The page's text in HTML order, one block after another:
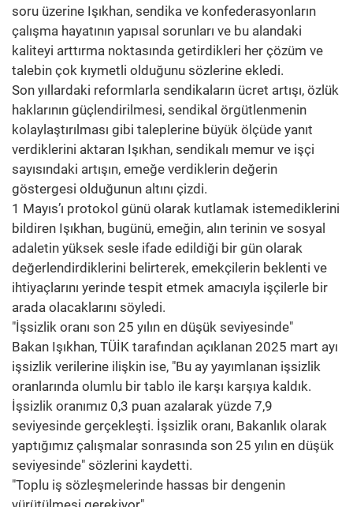
soru üzerine Işıkhan, sendika ve konfederasyonların
çalışma hayatının yapısal sorunları ve bu alandaki
kaliteyi arttırma noktasında getirdikleri her çözüm ve
talebin çok kıymetli olduğunu sözlerine ekledi.
Son yıllardaki reformlarla sendikaların ücret artışı, özlük
haklarının güçlendirilmesi, sendikal örgütlenmenin
kolaylaştırılması gibi taleplerine büyük ölçüde yanıt
verdiklerini aktaran Işıkhan, sendikalı memur ve işçi
sayısındaki artışın, emeğe verdiklerin değerin
göstergesi olduğunun altını çizdi.
1 Mayıs’ı protokol günü olarak kutlamak istemediklerini
bildiren Işıkhan, bugünü, emeğin, alın terinin ve sosyal
adaletin yüksek sesle ifade edildiği bir gün olarak
değerlendirdiklerini belirterek, emekçilerin beklenti ve
ihtiyaçlarını yerinde tespit etmek amacıyla işçilerle bir
arada olacaklarını söyledi.
"İşsizlik oranı son 25 yılın en düşük seviyesinde"
Bakan Işıkhan, TÜİK tarafından açıklanan 2025 mart ayı
işsizlik verilerine ilişkin ise, "Bu ay yayımlanan işsizlik
oranlarında olumlu bir tablo ile karşı karşıya kaldık.
İşsizlik oranımız 0,3 puan azalarak yüzde 7,9
seviyesinde gerçekleşti. İşsizlik oranı, Bakanlık olarak
yaptığımız çalışmalar sonrasında son 25 yılın en düşük
seviyesinde" sözlerini kaydetti.
"Toplu iş sözleşmelerinde hassas bir dengenin